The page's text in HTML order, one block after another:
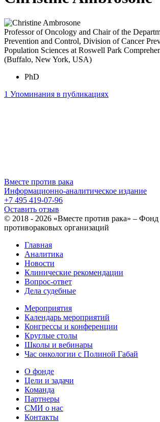
Professor of Oncology and Chair of the
Prevention and Control, Division of Cancer
Population Sciences at Roswell Park
(Buffalo, New York, USA)
PhD
1 Упоминания в публикациях
Вместе против рака
Информационно-аналитическое издание
+7 495 419-07-96
Оставить отзыв
© 2018 - 2026 «Вместе против рака» –
противораковых организаций
Главная
Аналитика
Новости
Клинические рекомендации
Вопрос-ответ
Дела судебные
Мероприятия
Календарь мероприятий
Конгрессы и конференции
Круглые столы
Школы и вебинары
Час онкологии с Полиной Габай
О фонде
Цели и задачи
Команда
Партнеры
СМИ о нас
Контакты